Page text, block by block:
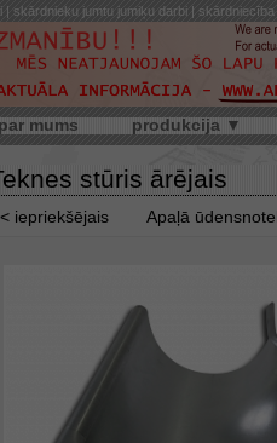
skārdnieku jumtu jumiķu darbi |
par mums produkcija ▼
stūris ārējais
< iepriekšējais Apaļā